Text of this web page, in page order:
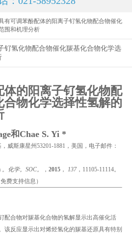
有可调苯酚配体的阳离子钌氢化物配合物催化
围和机理分析
钌氢化物配合物催化羰基化合物化学选
体的阳离子钌氢化物配
合物化学选择性氢解的
和Chae S. Yi *
威斯康星州53201-1881，美国，电子邮件：
。化学。SOC。 ， 2015 ， 137，11105-11114。
费支持信息）
配合物对羰基化合物的氢解显示出高催化活
该反应显示出对烯烃氢化的羰基还原具有特别